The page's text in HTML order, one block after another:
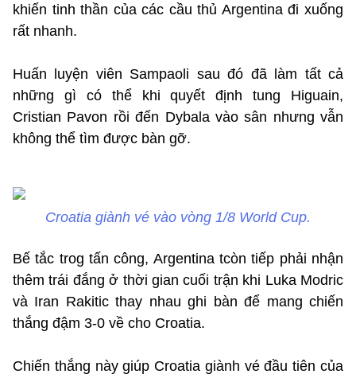
khiến tinh thần của các cầu thủ Argentina đi xuống
rất nhanh.
Huấn luyện viên Sampaoli sau đó đã làm tất cả
những gì có thể khi quyết định tung Higuain,
Cristian Pavon rồi đến Dybala vào sân nhưng vẫn
không thể tìm được bàn gỡ.
Croatia giành vé vào vòng 1/8 World Cup.
Bế tắc trog tấn công, Argentina tcòn tiếp phải nhận
thêm trái đắng ở thời gian cuối trận khi Luka Modric
và Iran Rakitic thay nhau ghi bàn để mang chiến
thắng đậm 3-0 về cho Croatia.
Chiến thắng này giúp Croatia giành vé đầu tiên của